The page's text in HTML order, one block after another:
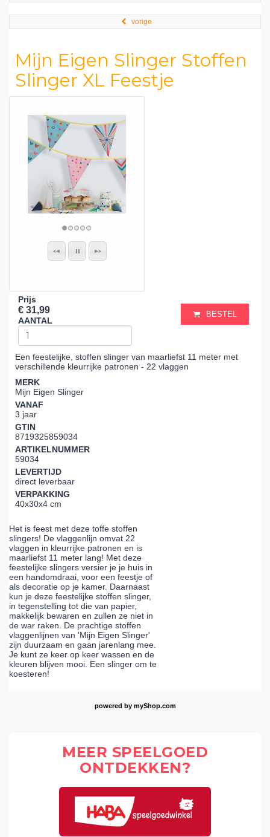
vorige
Mijn Eigen Slinger Stoffen
Slinger XL Feestje
Prijs
€ 31,99
AANTAL
BESTEL
Een feestelijke, stoffen slinger van maarliefst 11 meter met
verschillende kleurrijke patronen - 22 vlaggen
MERK
Mijn Eigen Slinger
VANAF
3 jaar
GTIN
8719325859034
ARTIKELNUMMER
59034
LEVERTIJD
direct leverbaar
VERPAKKING
40x30x4 cm
Het is feest met deze toffe stoffen
slingers! De vlaggenlijn omvat 22
vlaggen in kleurrijke patronen en is
maarliefst 11 meter lang! Met deze
feestelijke slingers versier je je huis in
een handomdraai, voor een feestje of
als decoratie op je kamer. Daarnaast
kun je deze feestelijke stoffen slinger,
in tegenstelling tot die van papier,
makkelijk bewaren en zullen ze niet in
de war raken. De prachtige stoffen
vlaggenlijnen van 'Mijn Eigen Slinger'
zijn duurzaam en gaan jarenlang mee.
Je kunt ze keer op keer wassen en de
kleuren blijven mooi. Een slinger om te
koesteren!
powered by myShop.com
MEER SPEELGOED
ONTDEKKEN?